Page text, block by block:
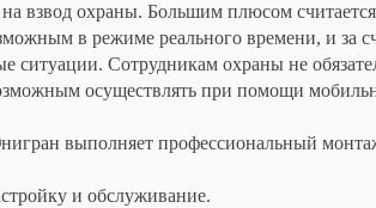
взвод охраны. Большим плюсом
в режиме реального времени, и за
Сотрудникам охраны не
осуществлять при помощи
выполняет профессиональный
и обслуживание.